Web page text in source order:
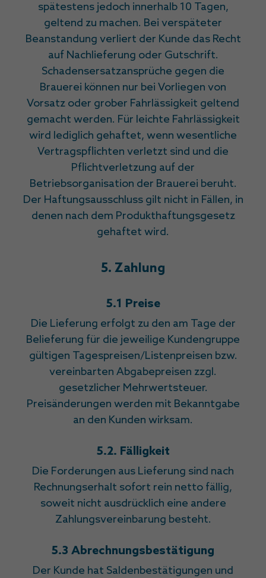
spätestens jedoch innerhalb 10 Tagen,
geltend zu machen. Bei verspäteter
Beanstandung verliert der Kunde das Recht
auf Nachlieferung oder Gutschrift.
Schadensersatzansprüche gegen die
Brauerei können nur bei Vorliegen von
Vorsatz oder grober Fahrlässigkeit geltend
gemacht werden. Für leichte Fahrlässigkeit
wird lediglich gehaftet, wenn wesentliche
Vertragspflichten verletzt sind und die
Pflichtverletzung auf der
Betriebsorganisation der Brauerei beruht.
Der Haftungsausschluss gilt nicht in Fällen, in
denen nach dem Produkthaftungsgesetz
gehaftet wird.
5. Zahlung
5.1 Preise
Die Lieferung erfolgt zu den am Tage der
Belieferung für die jeweilige Kundengruppe
gültigen Tagespreisen/Listenpreisen bzw.
vereinbarten Abgabepreisen zzgl.
gesetzlicher Mehrwertsteuer.
Preisänderungen werden mit Bekanntgabe
an den Kunden wirksam.
5.2. Fälligkeit
Die Forderungen aus Lieferung sind nach
Rechnungserhalt sofort rein netto fällig,
soweit nicht ausdrücklich eine andere
Zahlungsvereinbarung besteht.
5.3 Abrechnungsbestätigung
Der Kunde hat Saldenbestätigungen und